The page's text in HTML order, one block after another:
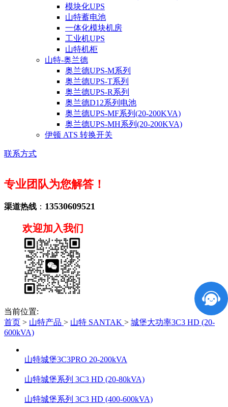
模块化UPS
山特蓄电池
一体化模块机房
工业机UPS
山特机柜
山特-奥兰德
奥兰德UPS-M系列
奥兰德UPS-T系列
奥兰德UPS-R系列
奥兰德D12系列电池
奥兰德UPS-MF系列(20-200KVA)
奥兰德UPS-MH系列(20-200KVA)
伊顿 ATS 转换开关
联系方式
专业团队为您解答！
渠道热线 ： 13530609521
欢迎加入我们
当前位置:
首页 > 山特产品 > 山特 SANTAK > 城堡大功率3C3 HD (20-
600kVA)
山特城堡3C3PRO 20-200kVA
山特城堡系列 3C3 HD (20-80kVA)
山特城堡系列 3C3 HD (400-600kVA)